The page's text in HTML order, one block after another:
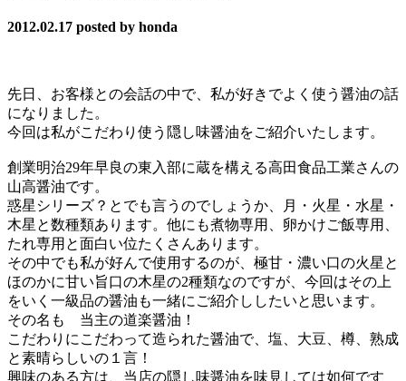
2012.02.17 posted by honda
先日、お客様との会話の中で、私が好きでよく使う醤油の話
になりました。
今回は私がこだわり使う隠し味醤油をご紹介いたします。
創業明治29年早良の東入部に蔵を構える高田食品工業さんの
山高醤油です。
惑星シリーズ？とでも言うのでしょうか、月・火星・水星・
木星と数種類あります。他にも煮物専用、卵かけご飯専用、
たれ専用と面白い位たくさんあります。
その中でも私が好んで使用するのが、極甘・濃い口の火星と
ほのかに甘い旨口の木星の2種類なのですが、今回はその上
をいく一級品の醤油も一緒にご紹介ししたいと思います。
その名も 当主の道楽醤油！
こだわりにこだわって造られた醤油で、塩、大豆、樽、熟成
と素晴らしいの１言！
興味のある方は、当店の隠し味醤油を味見しては如何です